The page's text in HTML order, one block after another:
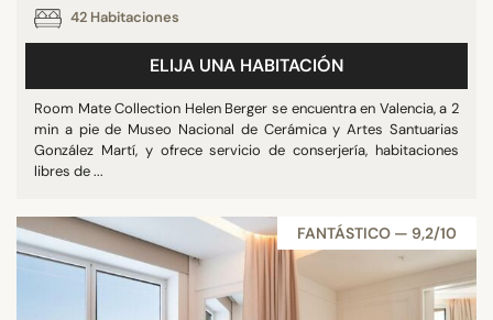
42 Habitaciones
ELIJA UNA HABITACIÓN
Room Mate Collection Helen Berger se encuentra en Valencia, a 2
min a pie de Museo Nacional de Cerámica y Artes Santuarias
González Martí, y ofrece servicio de conserjería, habitaciones
libres de ...
FANTÁSTICO — 9,2/10